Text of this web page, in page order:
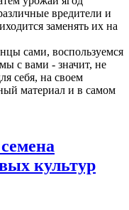
вредители и
заменять их на
сами, воспользуемся
с вами - значит, не
себя, на своем
материал и в самом
культур